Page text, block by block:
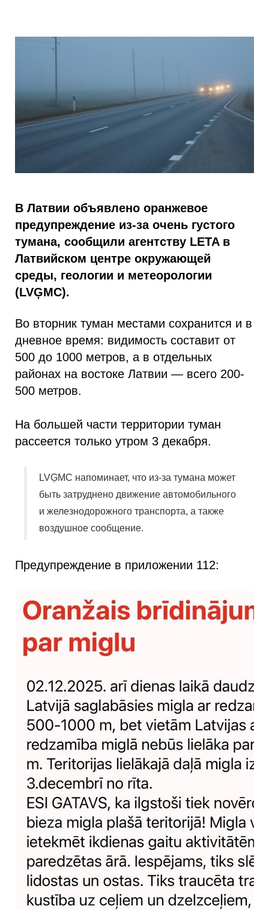
В Латвии объявлено оранжевое
предупреждение из-за очень густого
тумана, сообщили агентству LETA в
Латвийском центре окружающей
среды, геологии и метеорологии
(LVĢMC).
Во вторник туман местами сохранится и в
дневное время: видимость составит от
500 до 1000 метров, а в отдельных
районах на востоке Латвии — всего 200-
500 метров.
На большей части территории туман
рассеется только утром 3 декабря.
LVĢMC напоминает, что из-за тумана может
быть затруднено движение автомобильного
и железнодорожного транспорта, а также
воздушное сообщение.
Предупреждение в приложении 112: